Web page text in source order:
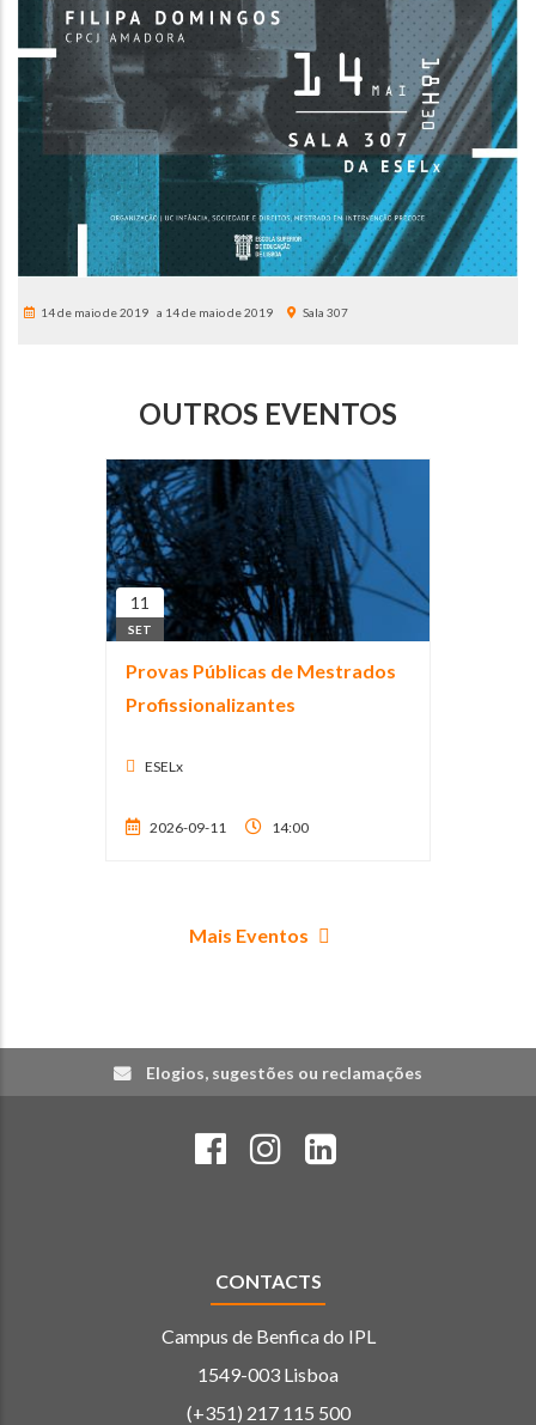
14 de maio de 2019 14 de maio de 2019 Sala 307
OUTROS EVENTOS
11
SET
Provas Públicas de Mestrados
Profissionalizantes
ESELx
2026-09-11 14:00
Mais Eventos
Elogios, sugestões ou reclamações
CONTACTS
Campus de Benfica do IPL
1549-003 Lisboa
(+351) 217 115 500